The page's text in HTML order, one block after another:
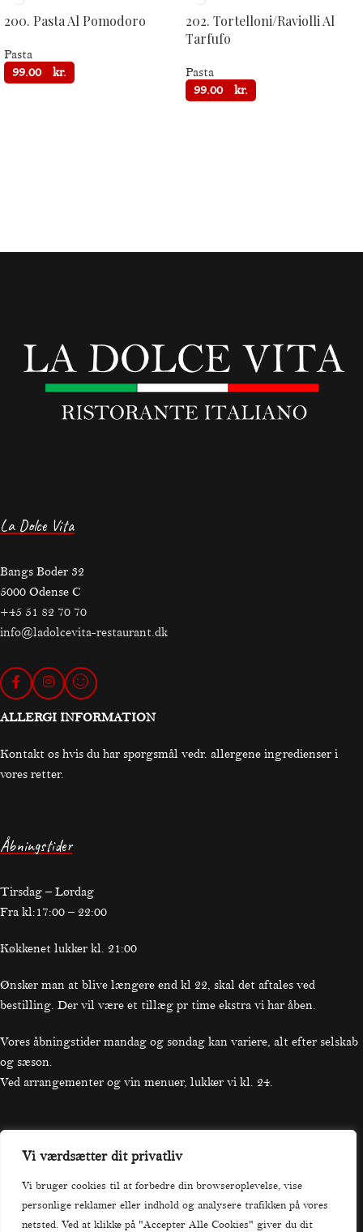
Vi værdsætter dit privatliv
Vi bruger cookies til at forbedre din browseroplevelse, vise
personlige reklamer eller indhold og analysere trafikken på vores
netsted. Ved at klikke på "Accepter Alle Cookies" giver du dit
200. Pasta Al Pomodoro
Pasta
99.00
kr.
202. Tortelloni/Raviolli Al
Tarfufo
Pasta
99.00
kr.
La Dolce Vita
Bangs Boder 32
5000 Odense C
+45 51 82 70 70
info@ladolcevita-restaurant.dk
ALLERGI INFORMATION
Kontakt os hvis du har spørgsmål vedr. allergene ingredienser i
vores retter.
Åbningstider
Tirsdag – Lørdag
Fra kl:17:00 – 22:00
Køkkenet lukker kl. 21:00
Ønsker man at blive længere end kl 22, skal det aftales ved
bestilling. Der vil være et tillæg pr time ekstra vi har åben.
Vores åbningstider mandag og søndag kan variere, alt efter selskab
og sæson.
Ved arrangementer og vin menuer, lukker vi kl. 24.
Praktisk
Menu